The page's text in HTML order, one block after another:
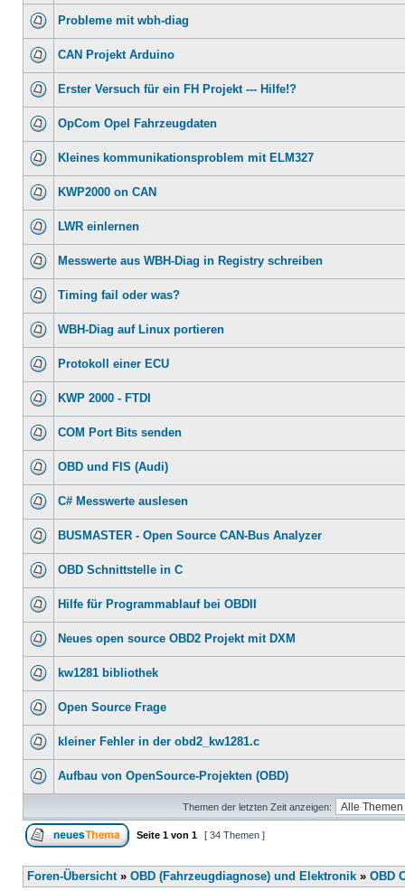
Probleme mit wbh-diag
CAN Projekt Arduino
Erster Versuch für ein FH Projekt --- Hilfe!?
OpCom Opel Fahrzeugdaten
Kleines kommunikationsproblem mit ELM327
KWP2000 on CAN
LWR einlernen
Messwerte aus WBH-Diag in Registry schreiben
Timing fail oder was?
WBH-Diag auf Linux portieren
Protokoll einer ECU
KWP 2000 - FTDI
COM Port Bits senden
OBD und FIS (Audi)
C# Messwerte auslesen
BUSMASTER - Open Source CAN-Bus Analyzer
OBD Schnittstelle in C
Hilfe für Programmablauf bei OBDII
Neues open source OBD2 Projekt mit DXM
kw1281 bibliothek
Open Source Frage
kleiner Fehler in der obd2_kw1281.c
Aufbau von OpenSource-Projekten (OBD)
Themen der letzten Zeit anzeigen:
Seite 1 von 1 [ 34 Themen ]
Foren-Übersicht» OBD (Fahrzeugdiagnose) und Elektronik » OBD